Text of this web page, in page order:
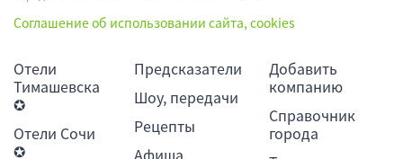
Соглашение об использовании сайта, cookies
Отели
Тимашевска
✪
Отели Сочи
✪
Предсказатели
Шоу, передачи
Рецепты
Афиша
Добавить
компанию
Справочник
города